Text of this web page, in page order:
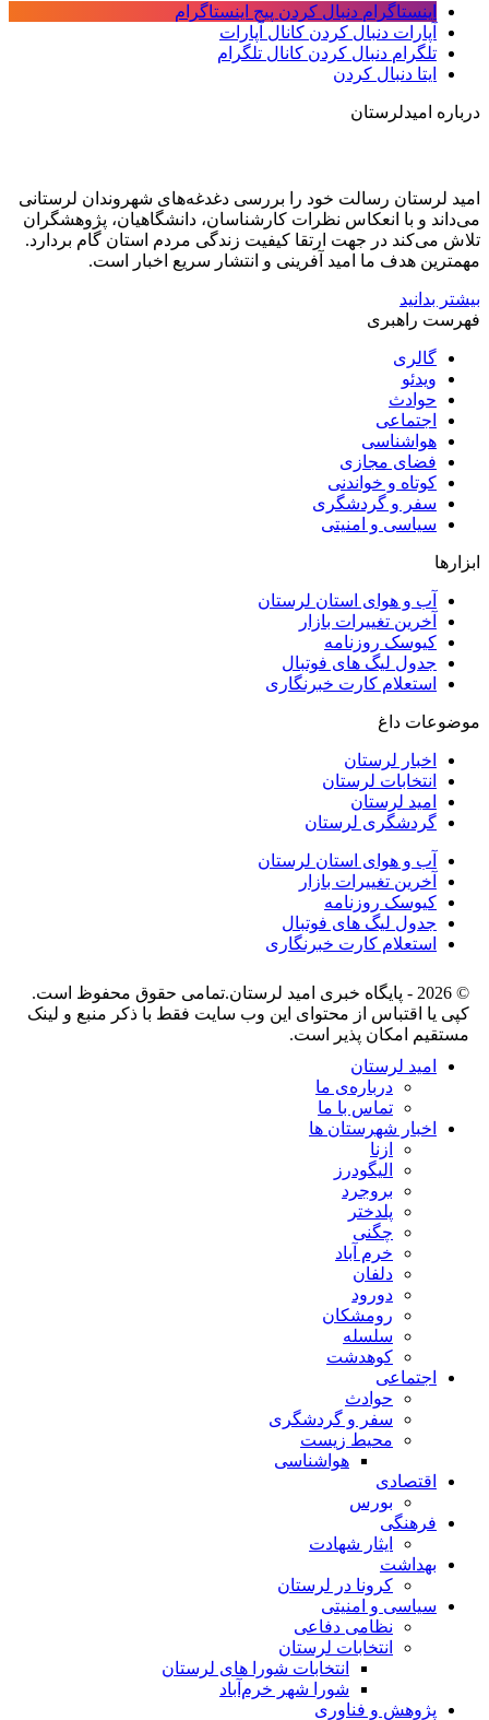
اینستاگرام دنبال کردن پیج اینستاگرام
آپارات دنبال کردن کانال آپارات
تلگرام دنبال کردن کانال تلگرام
ایتا دنبال کردن
درباره امیدلرستان
امید لرستان رسالت خود را بررسی دغدغه‌های شهروندان لرستانی
می‌داند و با انعکاس نظرات کارشناسان، دانشگاهیان، پژوهشگران
تلاش می‌کند در جهت ارتقا کیفیت زندگی مردم استان گام بردارد.
مهمترین هدف ما امید آفرینی و انتشار سریع اخبار است.
بیشتر بدانید
فهرست راهبری
گالری
ویدئو
حوادث
اجتماعی
هواشناسی
فضای مجازی
کوتاه و خواندنی
سفر و گردشگری
سیاسی و امنیتی
ابزارها
آب و هوای استان لرستان
آخرین تغییرات بازار
کیوسک روزنامه
جدول لیگ های فوتبال
استعلام کارت خبرنگاری
موضوعات داغ
اخبار لرستان
انتخابات لرستان
امید لرستان
گردشگری لرستان
آب و هوای استان لرستان
آخرین تغییرات بازار
کیوسک روزنامه
جدول لیگ های فوتبال
استعلام کارت خبرنگاری
© 2026 - پایگاه خبری اميد لرستان.تمامی حقوق محفوظ است.
کپی یا اقتباس از محتوای این وب سایت فقط با ذکر منبع و لینک
مستقیم امکان پذیر است.
امید لرستان
درباره‌ی ما
تماس با ما
اخبار شهرستان ها
ازنا
الیگودرز
بروجرد
پلدختر
چگنی
خرم آباد
دلفان
دورود
رومشکان
سلسله
کوهدشت
اجتماعی
حوادث
سفر و گردشگری
محیط زیست
هواشناسی
اقتصادی
بورس
فرهنگی
ایثار شهادت
بهداشت
کرونا در لرستان
سیاسی و امنیتی
نظامی دفاعی
انتخابات لرستان
انتخابات شورا های لرستان
شورا شهر خرم‌آباد
پژوهش و فناوری